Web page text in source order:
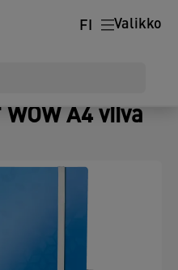
Valikko
FI
A4 viiva